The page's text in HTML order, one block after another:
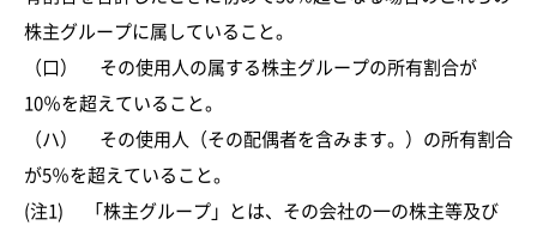
株主グループに属していること。
（口） その使用人の属する株主グループの所有割合が
10％を超えていること。
（ハ） その使用人（その配偶者を含みます。）の所有割合
が5％を超えていること。
(注1) 「株主グループ」とは、その会社の一の株主等及び